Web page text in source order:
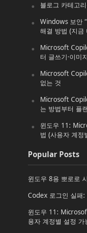
블로그 카테고
Windows 보안
해결 방법 (지금
Microsoft
터 글쓰기·이미
Microsoft
없는 것
Microsoft
는 방법부터 플
윈도우 11:
법 (사용자 계정
Popular Posts
윈도우 8용 뽀로로
Codex 로그인 실
윈도우 11:
용자 계정별 설정 가